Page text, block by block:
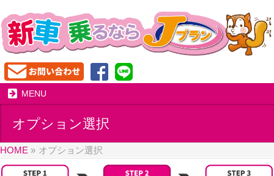
MENU
オプション選択
HOME » オプション選択